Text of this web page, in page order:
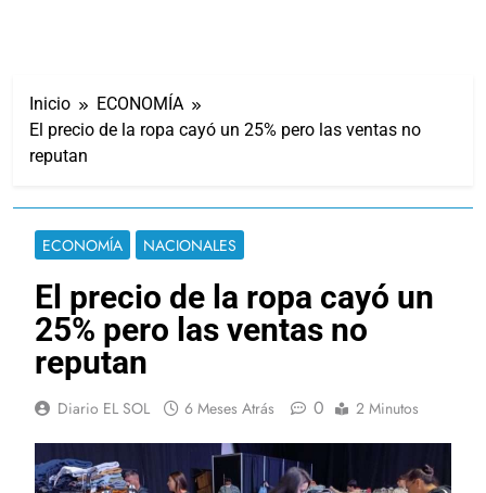
Inicio
ECONOMÍA
El precio de la ropa cayó un 25% pero las ventas no
reputan
ECONOMÍA NACIONALES
El precio de la ropa cayó un
25% pero las ventas no
reputan
Diario EL SOL 6 Meses Atrás 0 2 Minutos